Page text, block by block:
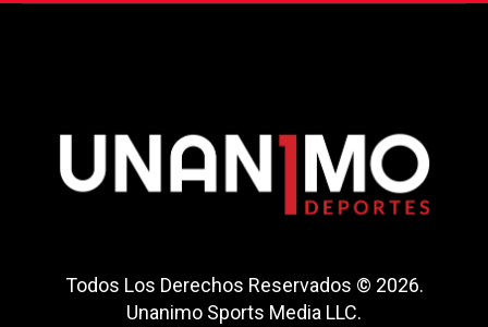
Todos Los Derechos Reservados © 2026.
Unanimo Sports Media LLC.